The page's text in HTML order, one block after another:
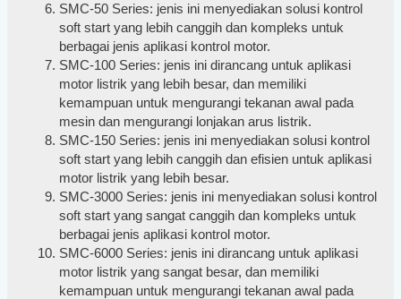
SMC-50 Series: jenis ini menyediakan solusi kontrol
soft start yang lebih canggih dan kompleks untuk
berbagai jenis aplikasi kontrol motor.
SMC-100 Series: jenis ini dirancang untuk aplikasi
motor listrik yang lebih besar, dan memiliki
kemampuan untuk mengurangi tekanan awal pada
mesin dan mengurangi lonjakan arus listrik.
SMC-150 Series: jenis ini menyediakan solusi kontrol
soft start yang lebih canggih dan efisien untuk aplikasi
motor listrik yang lebih besar.
SMC-3000 Series: jenis ini menyediakan solusi kontrol
soft start yang sangat canggih dan kompleks untuk
berbagai jenis aplikasi kontrol motor.
SMC-6000 Series: jenis ini dirancang untuk aplikasi
motor listrik yang sangat besar, dan memiliki
kemampuan untuk mengurangi tekanan awal pada